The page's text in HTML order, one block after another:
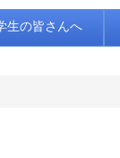
生の皆さんへ